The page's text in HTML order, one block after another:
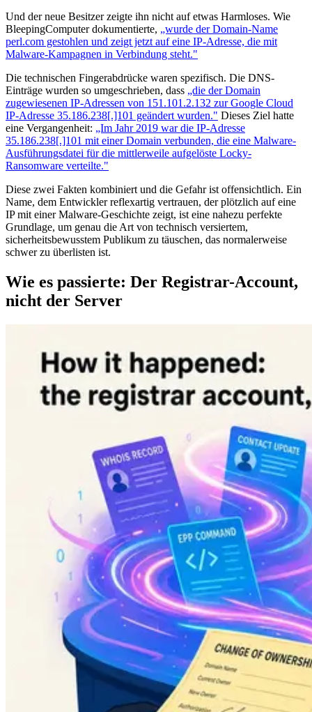
Und der neue Besitzer zeigte ihn nicht auf etwas Harmloses. Wie
BleepingComputer dokumentierte, „wurde der Domain-Name
perl.com gestohlen und zeigt jetzt auf eine IP-Adresse, die mit
Malware-Kampagnen in Verbindung steht."
Die technischen Fingerabdrücke waren spezifisch. Die DNS-
Einträge wurden so umgeschrieben, dass „die der Domain
zugewiesenen IP-Adressen von 151.101.2.132 zur Google Cloud
IP-Adresse 35.186.238[.]101 geändert wurden." Dieses Ziel hatte
eine Vergangenheit: „Im Jahr 2019 war die IP-Adresse
35.186.238[.]101 mit einer Domain verbunden, die eine Malware-
Ausführungsdatei für die mittlerweile aufgelöste Locky-
Ransomware verteilte."
Diese zwei Fakten kombiniert und die Gefahr ist offensichtlich. Ein
Name, dem Entwickler reflexartig vertrauen, der plötzlich auf eine
IP mit einer Malware-Geschichte zeigt, ist eine nahezu perfekte
Grundlage, um genau die Art von technisch versiertem,
sicherheitsbewusstem Publikum zu täuschen, das normalerweise
schwer zu überlisten ist.
Wie es passierte: Der Registrar-Account,
nicht der Server